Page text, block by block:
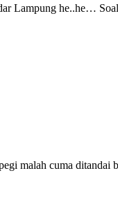
Lampung he..he…
malah cuma